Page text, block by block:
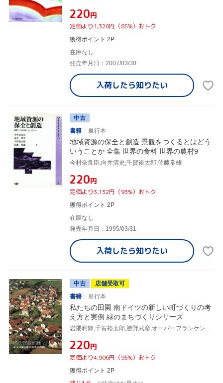
¥220円
定価より1,320円（85%）おトク
獲得ポイント 2P
在庫なし
発売年月日：2007/03/30
入荷したら知りたい
中古
書籍
単行本
地域資源の保全と創造 景観をつくるとはどう
いうことか 全集 世界の食料 世界の農村9
今村奈良臣,向井清史,千賀裕太郎,佐藤常雄
¥220円
定価より3,132円（93%）おトク
獲得ポイント 2P
在庫なし
発売年月日：1995/03/31
入荷したら知りたい
中古
店舗受取可
書籍
単行本
私たちの田園 南ドイツの新しい町づくりの考
え方と実例 緑のまちづくりシリーズ
岩隈利輝,千賀裕太郎,勝野武彦,オーバーフランケン行政局,バンベルグ農村整備局
¥220円
定価より4,906円（95%）おトク
獲得ポイント 2P